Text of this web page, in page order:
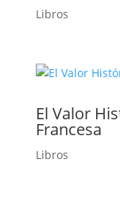
Libros
El Valor
Francesa
Libros